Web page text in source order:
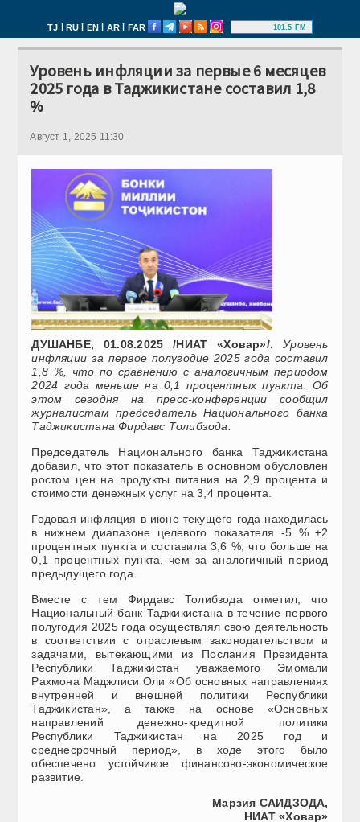
TJ | RU | EN | AR | FAR 101.5 FM
Уровень инфляции за первые 6 месяцев
2025 года в Таджикистане составил 1,8
%
Август 1, 2025 11:30
ДУШАНБЕ, 01.08.2025 /НИАТ «Ховар»/.
Уровень
инфляции за первое полугодие 2025 года составил
1,8 %, что по сравнению с аналогичным периодом
2024 года меньше на 0,1 процентных пункта. Об
этом сегодня на пресс-конференции сообщил
журналистам председатель Национального банка
Таджикистана Фирдавс Толибзода.
Председатель Национального банка Таджикистана
добавил, что этот показатель в основном обусловлен
ростом цен на продукты питания на 2,9 процента и
стоимости денежных услуг на 3,4 процента.
Годовая инфляция в июне текущего года находилась
в нижнем диапазоне целевого показателя -5 % ±2
процентных пункта и составила 3,6 %, что больше на
0,1 процентных пункта, чем за аналогичный период
предыдущего года.
Вместе с тем Фирдавс Толибзода отметил, что
Национальный банк Таджикистана в течение первого
полугодия 2025 года осуществлял свою деятельность
в соответствии с отраслевым законодательством и
задачами, вытекающими из Послания Президента
Республики Таджикистан уважаемого Эмомали
Рахмона Маджлиси Оли «Об основных направлениях
внутренней и внешней политики Республики
Таджикистан», а также на основе «Основных
направлений денежно-кредитной политики
Республики Таджикистан на 2025 год и
среднесрочный период», в ходе этого было
обеспечено устойчивое финансово-экономическое
развитие.
Марзия САИДЗОДА,
НИАТ «Ховар»